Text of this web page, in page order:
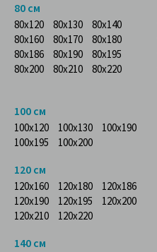
80 см
80x120 80x130
80x140
80x160
80x170
80x180
80x186
80x190
80x195
80x200
80x210 80x220
100 см
100x120 100x130
100x190
100x195
100x200
120 см
120x160 120x180
120x186
120x190
120x195
120x200
120x210
120x220
140 см